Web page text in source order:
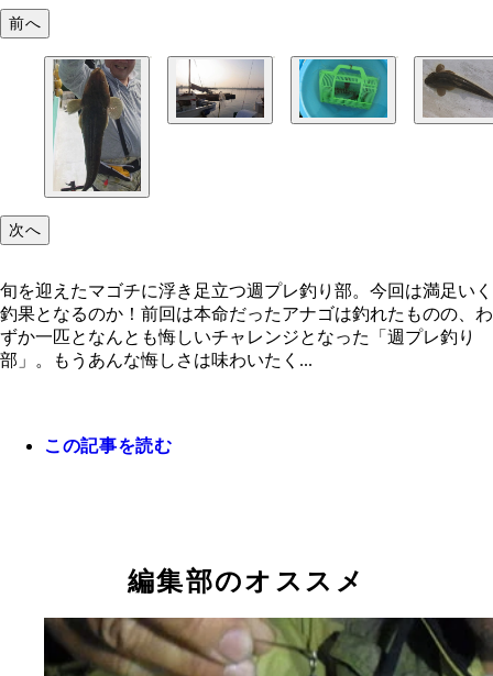
エサのサイマキ
前へ
次へ
旬を迎えたマゴチに浮き足立つ週プレ釣り部。今回は満足いく
釣果となるのか！前回は本命だったアナゴは釣れたものの、わ
ずか一匹となんとも悔しいチャレンジとなった「週プレ釣り
部」。もうあんな悔しさは味わいたく...
この記事を読む
編集部のオススメ